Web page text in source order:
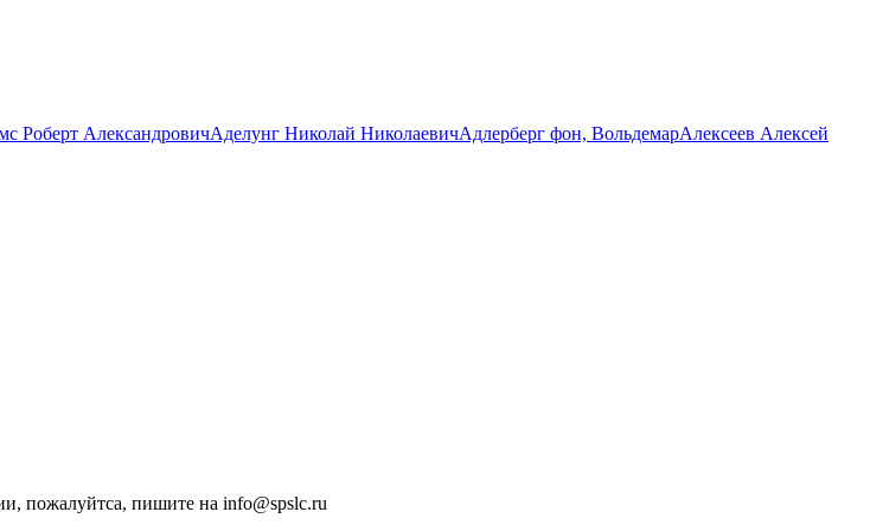
Роберт АлександровичАделунг Николай НиколаевичАдлерберг фон, ВольдемарАлексеев Алексей
пожалуйтса, пишите на info@spslc.ru